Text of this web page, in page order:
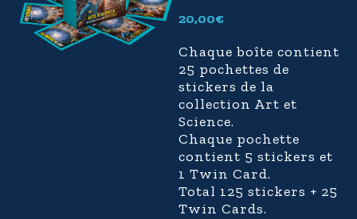
20,00€
Chaque boîte contient
25 pochettes de
stickers de la
collection Art et
Science.
Chaque pochette
contient 5 stickers et
1 Twin Card.
Total 125 stickers + 25
Twin Cards.